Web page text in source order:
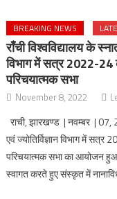
BREAKING NEWS
राँची विश्वविद्यालय के
विभाग में सत्र 2022-
परिचयात्मक सभा
November 8, 2022
राची, झारखण्ड | नवम्बर | 07,
एवं ज्योतिर्विज्ञान विभाग में
परिचयात्मक सभा का आयोजन हुआ |
स्वागत करते हुए संस्कृत में